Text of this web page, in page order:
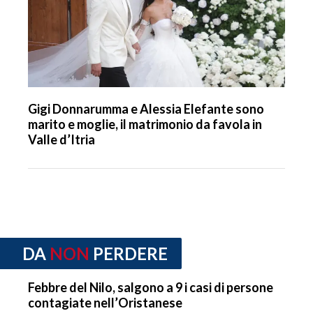
Gigi Donnarumma e Alessia Elefante sono
marito e moglie, il matrimonio da favola in
Valle d’Itria
DA NON PERDERE
Febbre del Nilo, salgono a 9 i casi di persone
contagiate nell’Oristanese